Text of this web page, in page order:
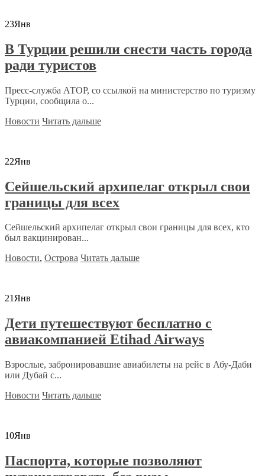
23Янв
В Турции решили снести часть города
ради туристов
Пресс-служба АТОР, со ссылкой на министерство по туризму
Турции, сообщила о...
Новости Читать дальше
22Янв
Сейшельский архипелаг открыл свои
границы для всех
Сейшельский архипелаг открыл свои границы для всех, кто
был вакцинирован...
Новости, Острова Читать дальше
21Янв
Дети путешествуют бесплатно с
авиакомпанией Etihad Airways
Взрослые, забронировавшие авиабилеты на рейс в Абу-Даби
или Дубай с...
Новости Читать дальше
10Янв
Паспорта, которые позволяют